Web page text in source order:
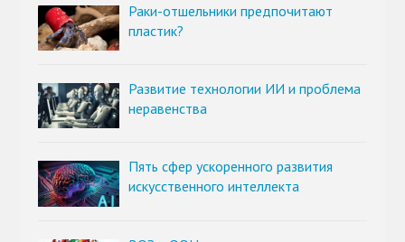
Раки-отшельники предпочитают
пластик?
Развитие технологии ИИ и проблема
неравенства
Пять сфер ускоренного развития
искусственного интеллекта